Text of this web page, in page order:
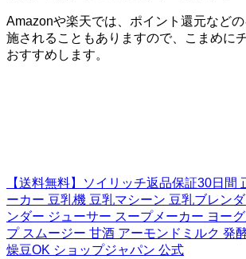
Amazonや楽天では、ポイント還元など
施されることもありますので、こまめに
おすすめします。
【送料無料】ソイリッチ返品保証30日間
ーカー 豆乳機 豆乳マシーン 豆乳ブレン
ンダー ジューサー スープメーカー ヨー
プ スムージー 甘酒 アーモンドミルク 発
燥豆OK ショップジャパン 公式